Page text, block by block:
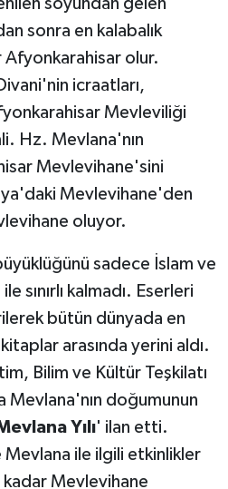
soyundan gelen
sonra en kalabalık
Afyonkarahisar olur.
icraatları,
Mevleviliği
Hz. Mevlana'nın
Mevlevihane'sini
Mevlevihane'den
oluyor.
sadece İslam ve
sınırlı kalmadı. Eserleri
bütün dünyada en
arasında yerini aldı.
Bilim ve Kültür Teşkilatı
Mevlana'nın doğumunun
Yılı' ilan etti.
Mevlana ile ilgili etkinlikler
kadar Mevlevihane